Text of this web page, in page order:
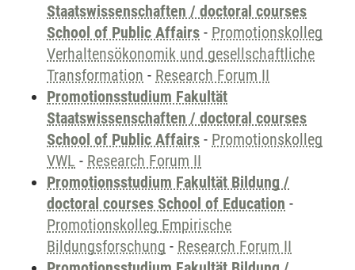
Staatswissenschaften / doctoral courses
School of Public Affairs - Promotionskolleg
Verhaltensökonomik und gesellschaftliche
Transformation - Research Forum II
Promotionsstudium Fakultät
Staatswissenschaften / doctoral courses
School of Public Affairs - Promotionskolleg
VWL - Research Forum II
Promotionsstudium Fakultät Bildung /
doctoral courses School of Education -
Promotionskolleg Empirische
Bildungsforschung - Research Forum II